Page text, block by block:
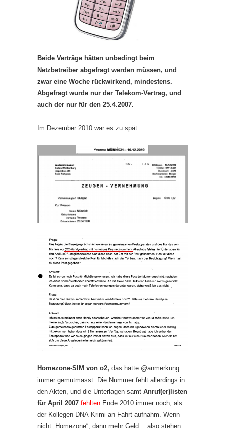
Beide Verträge hätten unbedingt beim
Netzbetreiber abgefragt werden müssen, und
zwar eine Woche rückwirkend, mindestens.
Abgefragt wurde nur der Telekom-Vertrag, und
auch der nur für den 25.4.2007.
Im Dezember 2010 war es zu spät…
Homezone-SIM von o2, das hatte @anmerkung
immer gemutmasst. Die Nummer fehlt allerdings in
den Akten, und die Unterlagen samt Anruf(er)listen
für April 2007 fehlten Ende 2010 immer noch, als
der Kollegen-DNA-Krimi an Fahrt aufnahm. Wenn
nicht „Homezone“, dann mehr Geld… also stehen